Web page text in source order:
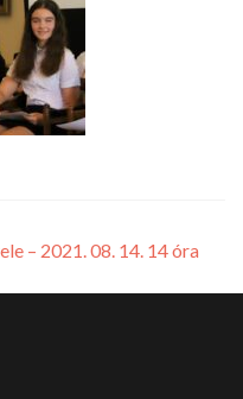
– 2021. 08. 14. 14 óra